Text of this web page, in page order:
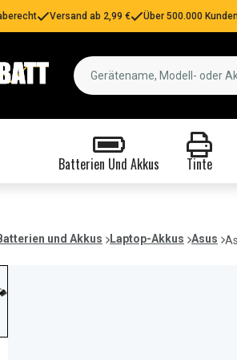
Versand ab 2,99 € Über 500.000
Batterien Und Akkus Tinte
und Akkus Laptop-Akkus Asus